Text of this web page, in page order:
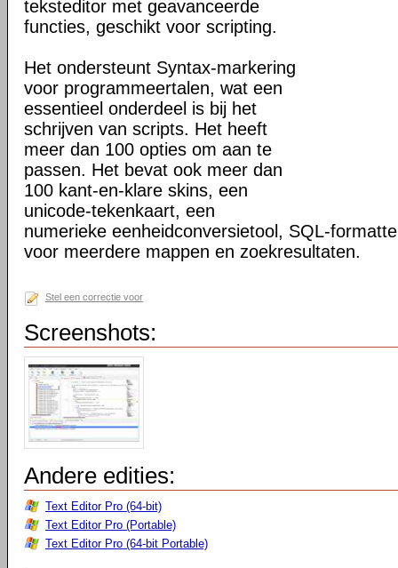
teksteditor met geavanceerde
functies, geschikt voor scripting.
Het ondersteunt Syntax-markering
voor programmeertalen, wat een
essentieel onderdeel is bij het
schrijven van scripts. Het heeft
meer dan 100 opties om aan te
passen. Het bevat ook meer dan
100 kant-en-klare skins, een
unicode-tekenkaart, een
numerieke eenheidconversietool, SQL-
voor meerdere mappen en zoekresultaten.
Stel een correctie voor
Screenshots:
Andere edities:
Text Editor Pro (64-bit)
Text Editor Pro (Portable)
Text Editor Pro (64-bit Portable)